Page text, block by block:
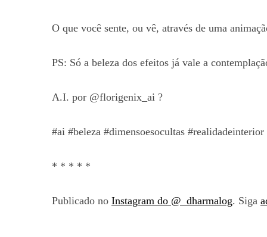
O que você sente, ou vê, através de uma
PS: Só a beleza dos efeitos já vale a
A.I. por @florigenix_ai ?
#ai #beleza #dimensoesocultas #realidadeinterior
* * * * *
Publicado no Instagram do @_dharmalog. Siga